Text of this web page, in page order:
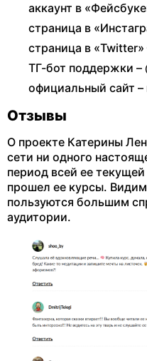
аккаунт в
страница в
страница в
ТГ-бот поддержки –
официальный сайт
Отзывы
О проекте Катерины
сети ни одного
период всей ее
прошел ее курсы.
пользуются большим
аудитории.